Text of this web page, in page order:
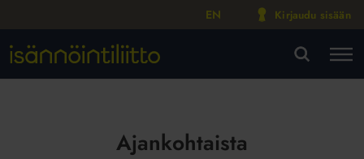
EN Kirjaudu sisään
Ajankohtaista